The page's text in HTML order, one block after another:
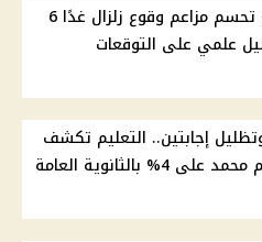
البحوث الفلكية تحسم مزاعم وقوع زلزال غدًا 6
علمي على التوقعات
إجابتين.. التعليم تكشف
بالثانوية العامة